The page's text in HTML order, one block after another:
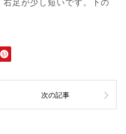
少し短いです。下の
次の記事